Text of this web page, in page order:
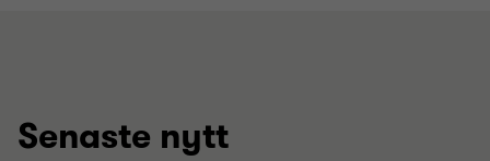
Senaste nytt